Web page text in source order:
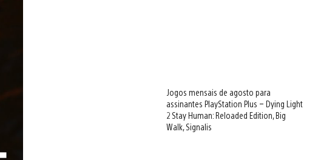
Jogos mensais de agosto para
assinantes PlayStation Plus – Dying Light
2 Stay Human: Reloaded Edition, Big
Walk, Signalis